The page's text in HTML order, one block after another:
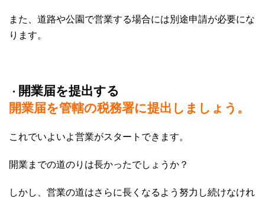
また、道路や公園で営業する場合には別途申請が必要にな
ります。
・ 開業届を提出する
開業届を管轄の税務署に提出しましょう。
これでいよいよ営業がスタートできます。
開業までの道のりは長かったでしょうか？
しかし、営業の道はさらに長くなるよう努力し続けなけれ